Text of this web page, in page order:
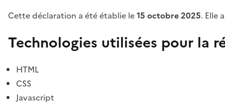
Cette déclaration a été établie le15 octobre 2025. Elle
Technologies utilisées pour la
HTML
CSS
Javascript